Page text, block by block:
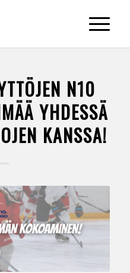
N10
YHDESSÄ
KANSSA!